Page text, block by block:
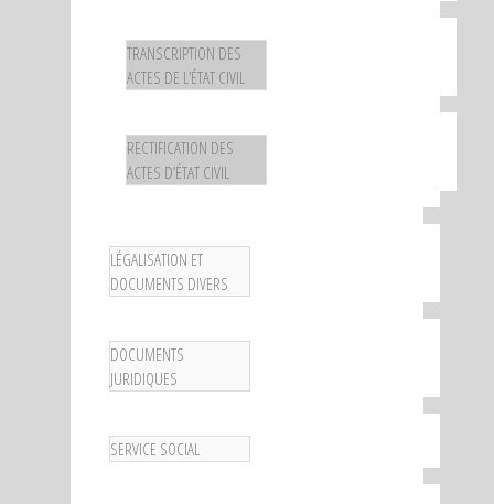
TRANSCRIPTION DES
ACTES DE L’ÉTAT CIVIL
RECTIFICATION DES
ACTES D’ÉTAT CIVIL
LÉGALISATION ET
DOCUMENTS DIVERS
DOCUMENTS
JURIDIQUES
SERVICE SOCIAL